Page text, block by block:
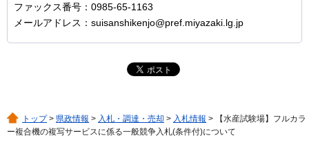
ファックス番号：0985-65-1163
メールアドレス：suisanshikenjo@pref.miyazaki.lg.jp
トップ> 県政情報 > 入札・調達・売却 > 入札情報 > 【水産試験場】フルカラ
ー複合機の複写サービスに係る一般競争入札(条件付)について